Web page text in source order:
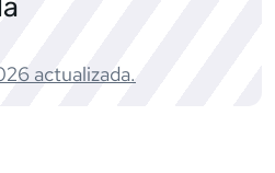
actualizada.